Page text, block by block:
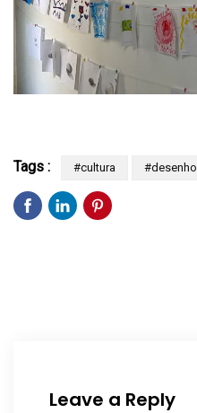
Tags : #cultura #desenho
Leave a Reply